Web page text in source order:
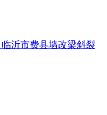
临沂市费县墙改梁斜裂